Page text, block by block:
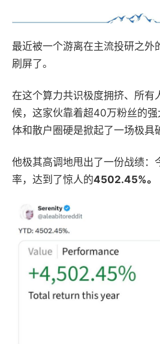
最近被一个游离在主流投研之外
刷屏了。
在这个算力共识极度拥挤、所有
候，这家伙靠着超40万粉丝的
体和散户圈硬是掀起了一场极具
他极其高调地甩出了一份战绩：
率，达到了惊人的4502.45%。